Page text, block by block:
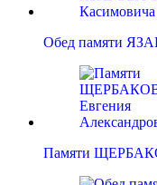
Обед памяти
Памяти